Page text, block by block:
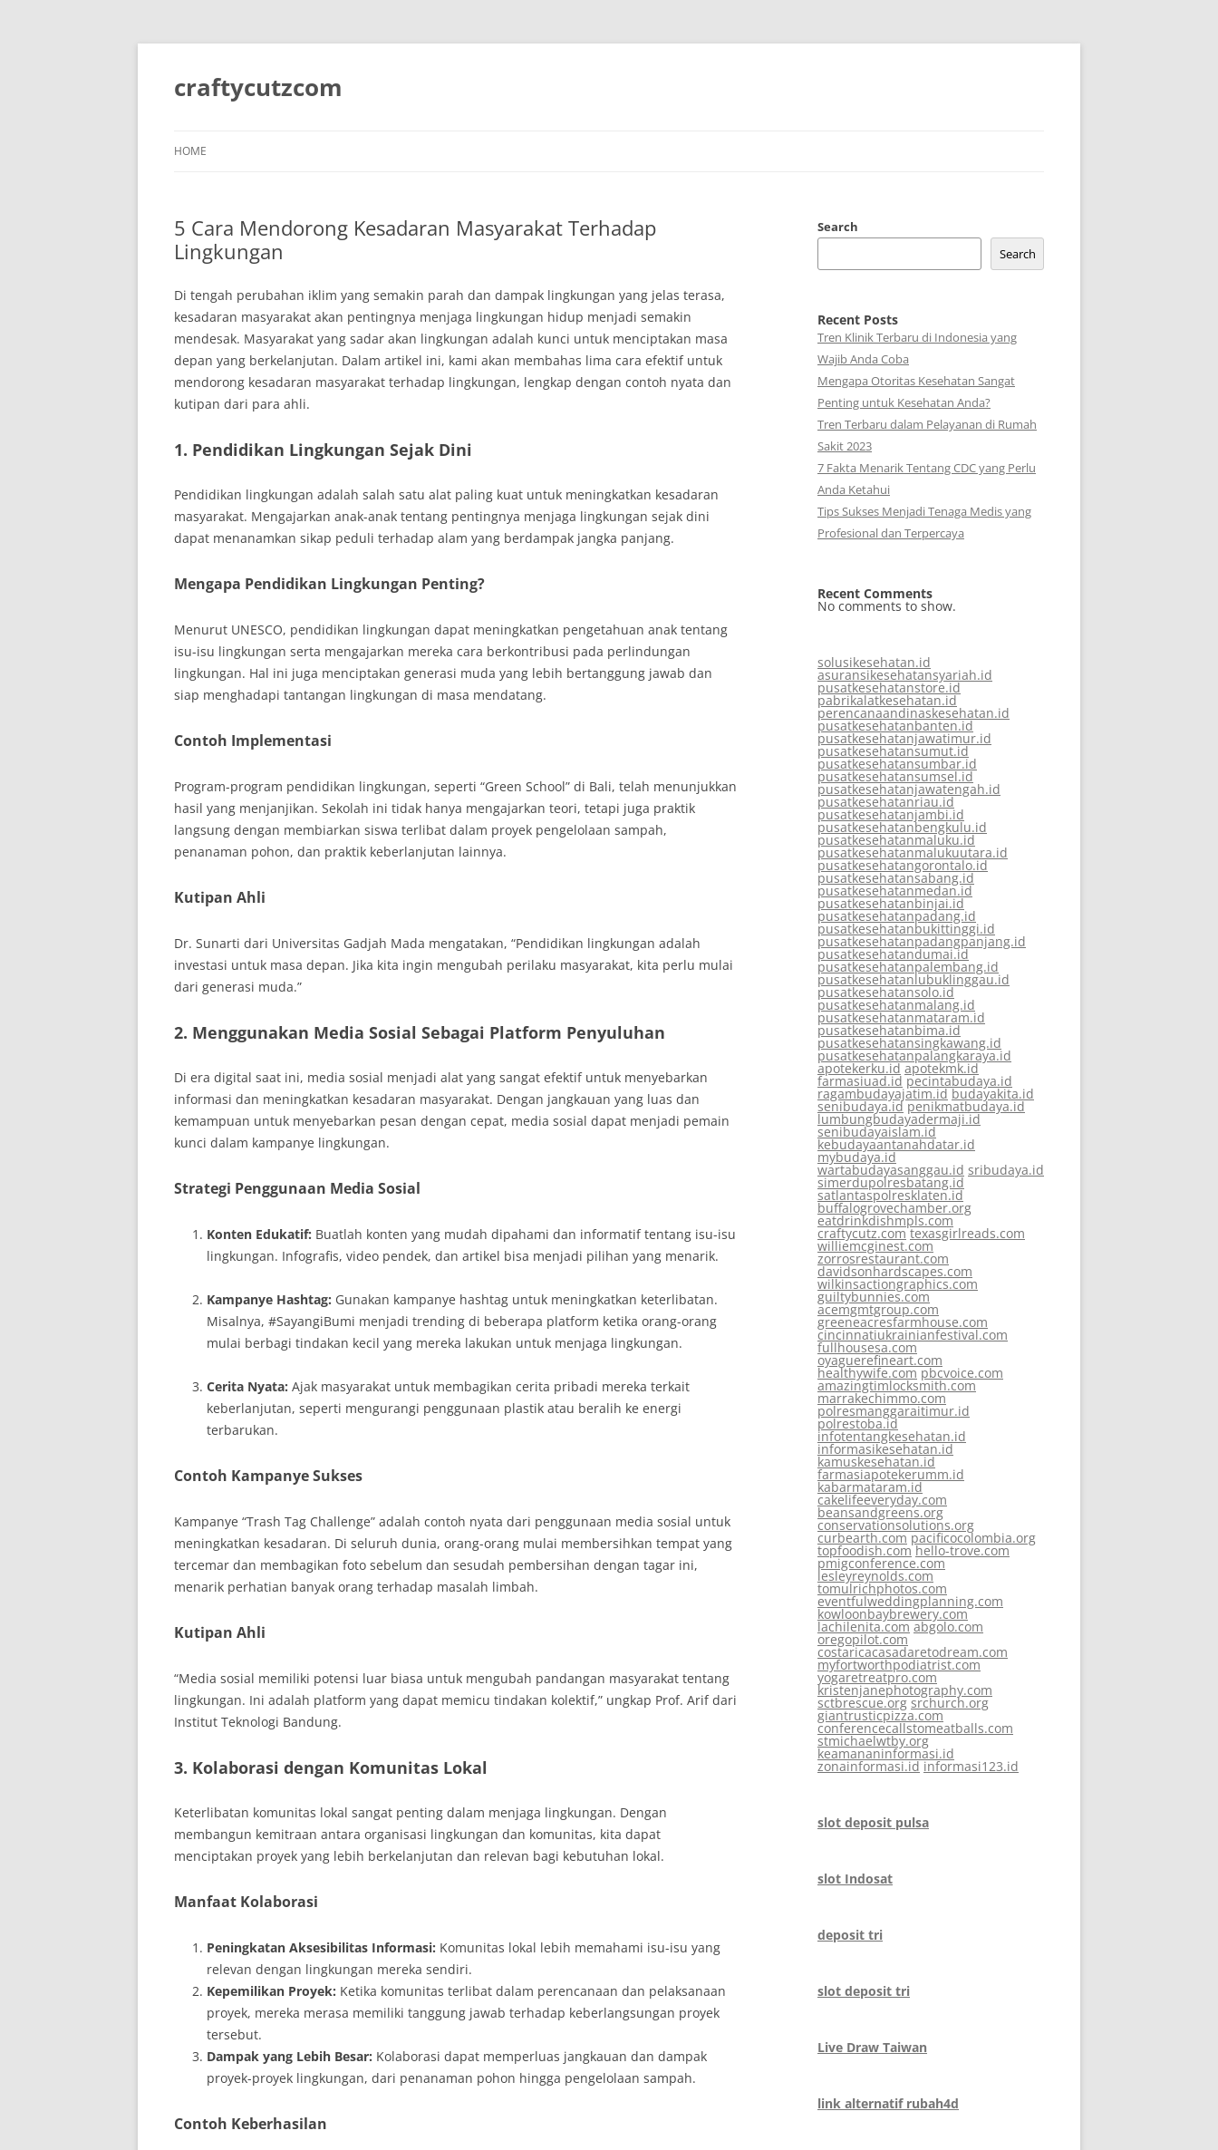
Skip
content
craftycutzcom
HOME
5 Cara Mendorong Kesadaran Masyarakat Terhadap
Lingkungan
Di tengah perubahan iklim yang semakin parah dan dampak lingkungan yang jelas terasa,
kesadaran masyarakat akan pentingnya menjaga lingkungan hidup menjadi semakin
mendesak. Masyarakat yang sadar akan lingkungan adalah kunci untuk menciptakan masa
depan yang berkelanjutan. Dalam artikel ini, kami akan membahas lima cara efektif untuk
mendorong kesadaran masyarakat terhadap lingkungan, lengkap dengan contoh nyata dan
kutipan dari para ahli.
1. Pendidikan Lingkungan Sejak Dini
Pendidikan lingkungan adalah salah satu alat paling kuat untuk meningkatkan kesadaran
masyarakat. Mengajarkan anak-anak tentang pentingnya menjaga lingkungan sejak dini
dapat menanamkan sikap peduli terhadap alam yang berdampak jangka panjang.
Mengapa Pendidikan Lingkungan Penting?
Menurut UNESCO, pendidikan lingkungan dapat meningkatkan pengetahuan anak tentang
isu-isu lingkungan serta mengajarkan mereka cara berkontribusi pada perlindungan
lingkungan. Hal ini juga menciptakan generasi muda yang lebih bertanggung jawab dan
siap menghadapi tantangan lingkungan di masa mendatang.
Contoh Implementasi
Program-program pendidikan lingkungan, seperti “Green School” di Bali, telah menunjukkan
hasil yang menjanjikan. Sekolah ini tidak hanya mengajarkan teori, tetapi juga praktik
langsung dengan membiarkan siswa terlibat dalam proyek pengelolaan sampah,
penanaman pohon, dan praktik keberlanjutan lainnya.
Kutipan Ahli
Dr. Sunarti dari Universitas Gadjah Mada mengatakan, “Pendidikan lingkungan adalah
investasi untuk masa depan. Jika kita ingin mengubah perilaku masyarakat, kita perlu mulai
dari generasi muda.”
2. Menggunakan Media Sosial Sebagai Platform Penyuluhan
Di era digital saat ini, media sosial menjadi alat yang sangat efektif untuk menyebarkan
informasi dan meningkatkan kesadaran masyarakat. Dengan jangkauan yang luas dan
kemampuan untuk menyebarkan pesan dengan cepat, media sosial dapat menjadi pemain
kunci dalam kampanye lingkungan.
Strategi Penggunaan Media Sosial
Konten Edukatif: Buatlah konten yang mudah dipahami dan informatif tentang isu-isu
lingkungan. Infografis, video pendek, dan artikel bisa menjadi pilihan yang menarik.
Kampanye Hashtag: Gunakan kampanye hashtag untuk meningkatkan keterlibatan.
Misalnya, #SayangiBumi menjadi trending di beberapa platform ketika orang-orang
mulai berbagi tindakan kecil yang mereka lakukan untuk menjaga lingkungan.
Cerita Nyata: Ajak masyarakat untuk membagikan cerita pribadi mereka terkait
keberlanjutan, seperti mengurangi penggunaan plastik atau beralih ke energi
terbarukan.
Contoh Kampanye Sukses
Kampanye “Trash Tag Challenge” adalah contoh nyata dari penggunaan media sosial untuk
meningkatkan kesadaran. Di seluruh dunia, orang-orang mulai membersihkan tempat yang
tercemar dan membagikan foto sebelum dan sesudah pembersihan dengan tagar ini,
menarik perhatian banyak orang terhadap masalah limbah.
Kutipan Ahli
“Media sosial memiliki potensi luar biasa untuk mengubah pandangan masyarakat tentang
lingkungan. Ini adalah platform yang dapat memicu tindakan kolektif,” ungkap Prof. Arif dari
Institut Teknologi Bandung.
3. Kolaborasi dengan Komunitas Lokal
Keterlibatan komunitas lokal sangat penting dalam menjaga lingkungan. Dengan
membangun kemitraan antara organisasi lingkungan dan komunitas, kita dapat
menciptakan proyek yang lebih berkelanjutan dan relevan bagi kebutuhan lokal.
Manfaat Kolaborasi
Peningkatan Aksesibilitas Informasi: Komunitas lokal lebih memahami isu-isu yang
relevan dengan lingkungan mereka sendiri.
Kepemilikan Proyek: Ketika komunitas terlibat dalam perencanaan dan pelaksanaan
proyek, mereka merasa memiliki tanggung jawab terhadap keberlangsungan proyek
tersebut.
Dampak yang Lebih Besar: Kolaborasi dapat memperluas jangkauan dan dampak
proyek-proyek lingkungan, dari penanaman pohon hingga pengelolaan sampah.
Contoh Keberhasilan
Search
Search
Recent Posts
Tren Klinik Terbaru di Indonesia yang
Wajib Anda Coba
Mengapa Otoritas Kesehatan Sangat
Penting untuk Kesehatan Anda?
Tren Terbaru dalam Pelayanan di Rumah
Sakit 2023
7 Fakta Menarik Tentang CDC yang Perlu
Anda Ketahui
Tips Sukses Menjadi Tenaga Medis yang
Profesional dan Terpercaya
Recent Comments
No comments to show.
solusikesehatan.id
asuransikesehatansyariah.id
pusatkesehatanstore.id
pabrikalatkesehatan.id
perencanaandinaskesehatan.id
pusatkesehatanbanten.id
pusatkesehatanjawatimur.id
pusatkesehatansumut.id
pusatkesehatansumbar.id
pusatkesehatansumsel.id
pusatkesehatanjawatengah.id
pusatkesehatanriau.id
pusatkesehatanjambi.id
pusatkesehatanbengkulu.id
pusatkesehatanmaluku.id
pusatkesehatanmalukuutara.id
pusatkesehatangorontalo.id
pusatkesehatansabang.id
pusatkesehatanmedan.id
pusatkesehatanbinjai.id
pusatkesehatanpadang.id
pusatkesehatanbukittinggi.id
pusatkesehatanpadangpanjang.id
pusatkesehatandumai.id
pusatkesehatanpalembang.id
pusatkesehatanlubuklinggau.id
pusatkesehatansolo.id
pusatkesehatanmalang.id
pusatkesehatanmataram.id
pusatkesehatanbima.id
pusatkesehatansingkawang.id
pusatkesehatanpalangkaraya.id
apotekerku.id apotekmk.id
farmasiuad.id pecintabudaya.id
ragambudayajatim.id budayakita.id
senibudaya.id penikmatbudaya.id
lumbungbudayadermaji.id
senibudayaislam.id
kebudayaantanahdatar.id
mybudaya.id
wartabudayasanggau.id sribudaya.id
simerdupolresbatang.id
satlantaspolresklaten.id
buffalogrovechamber.org
eatdrinkdishmpls.com
craftycutz.com texasgirlreads.com
williemcginest.com
zorrosrestaurant.com
davidsonhardscapes.com
wilkinsactiongraphics.com
guiltybunnies.com
acemgmtgroup.com
greeneacresfarmhouse.com
cincinnatiukrainianfestival.com
fullhousesa.com
oyaguerefineart.com
healthywife.com pbcvoice.com
amazingtimlocksmith.com
marrakechimmo.com
polresmanggaraitimur.id
polrestoba.id
infotentangkesehatan.id
informasikesehatan.id
kamuskesehatan.id
farmasiapotekerumm.id
kabarmataram.id
cakelifeeveryday.com
beansandgreens.org
conservationsolutions.org
curbearth.com pacificocolombia.org
topfoodish.com hello-trove.com
pmigconference.com
lesleyreynolds.com
tomulrichphotos.com
eventfulweddingplanning.com
kowloonbaybrewery.com
lachilenita.com abgolo.com
oregopilot.com
costaricacasadaretodream.com
myfortworthpodiatrist.com
yogaretreatpro.com
kristenjanephotography.com
sctbrescue.org srchurch.org
giantrusticpizza.com
conferencecallstomeatballs.com
stmichaelwtby.org
keamananinformasi.id
zonainformasi.id informasi123.id
slot deposit pulsa
slot Indosat
deposit tri
slot deposit tri
Live Draw Taiwan
link alternatif rubah4d